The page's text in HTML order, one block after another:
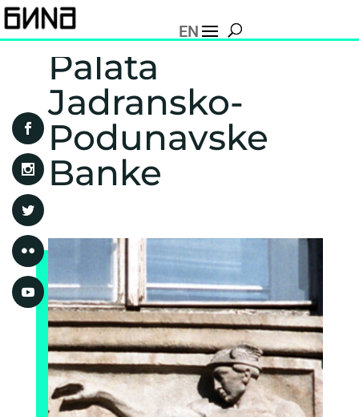
EN
Palata
Jadransko-
Podunavske
Banke